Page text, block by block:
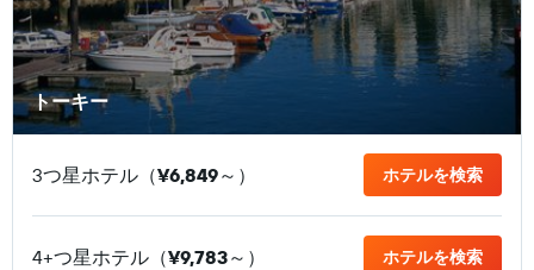
トーキー
3つ星ホテル（¥6,849​～） ホテルを検索
4+つ星ホテル（¥9,783​～） ホテルを検索